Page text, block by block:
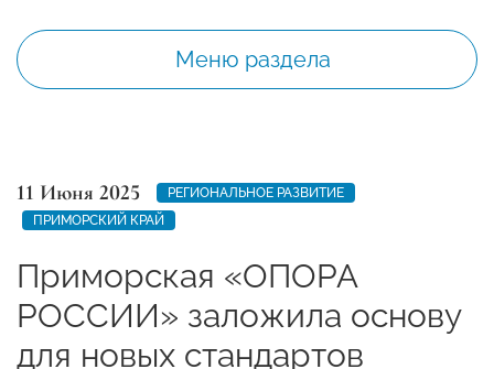
Меню раздела
11 Июня 2025
РЕГИОНАЛЬНОЕ РАЗВИТИЕ
ПРИМОРСКИЙ КРАЙ
Приморская «ОПОРА
РОССИИ» заложила основу
для новых стандартов